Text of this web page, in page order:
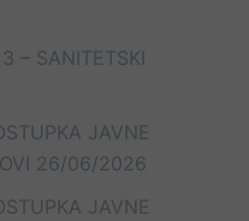
– SANITETSKI
JAVNE
26/06/2026
JAVNE